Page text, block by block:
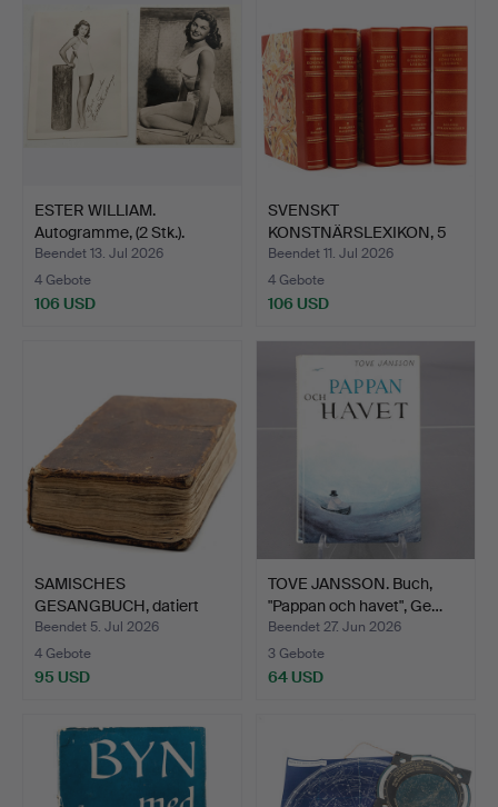
ESTER WILLIAM.
Autogramme, (2 Stk.).
Beendet 13. Jul 2026
4 Gebote
106 USD
SVENSKT
KONSTNÄRSLEXIKON, 5
Bände, Allhems…
Beendet 11. Jul 2026
4 Gebote
106 USD
SAMISCHES
GESANGBUCH, datiert
1876.
Beendet 5. Jul 2026
4 Gebote
95 USD
TOVE JANSSON. Buch,
"Pappan och havet", Ge…
Beendet 27. Jun 2026
3 Gebote
64 USD